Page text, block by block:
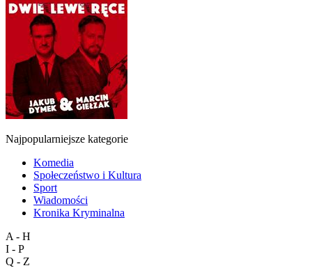
Najpopularniejsze kategorie
Komedia
Społeczeństwo i Kultura
Sport
Wiadomości
Kronika Kryminalna
A - H
I - P
Q - Z